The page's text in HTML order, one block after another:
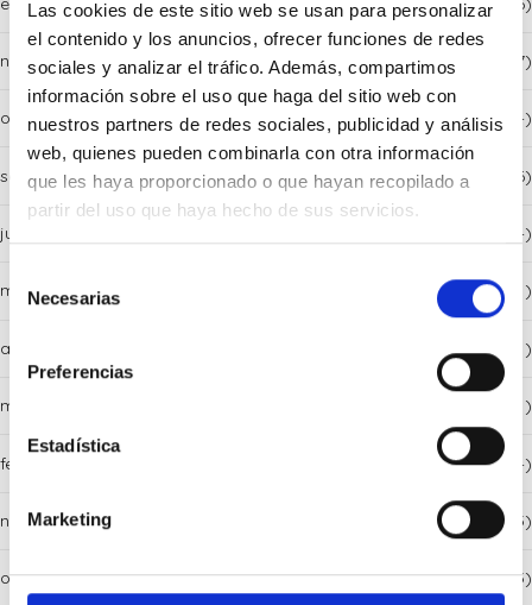
Las cookies de este sitio web se usan para personalizar
el contenido y los anuncios, ofrecer funciones de redes
sociales y analizar el tráfico. Además, compartimos
información sobre el uso que haga del sitio web con
nuestros partners de redes sociales, publicidad y análisis
web, quienes pueden combinarla con otra información
que les haya proporcionado o que hayan recopilado a
partir del uso que haya hecho de sus servicios.
Necesarias
Preferencias
Estadística
Marketing
noviembre 2025 (7)
octubre 2025 (4)
septiembre 2025 (6)
julio 2025 (4)
mayo 2025 (1)
abril 2025 (1)
marzo 2025 (1)
febrero 2025 (4)
noviembre 2024 (3)
octubre 2024 (5)